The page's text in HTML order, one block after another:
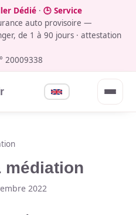
Dédié · 🕒 Service
auto provisoire —
de 1 à 90 jours · attestation
20009338
médiation
2022